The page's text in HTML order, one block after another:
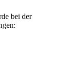
bei der